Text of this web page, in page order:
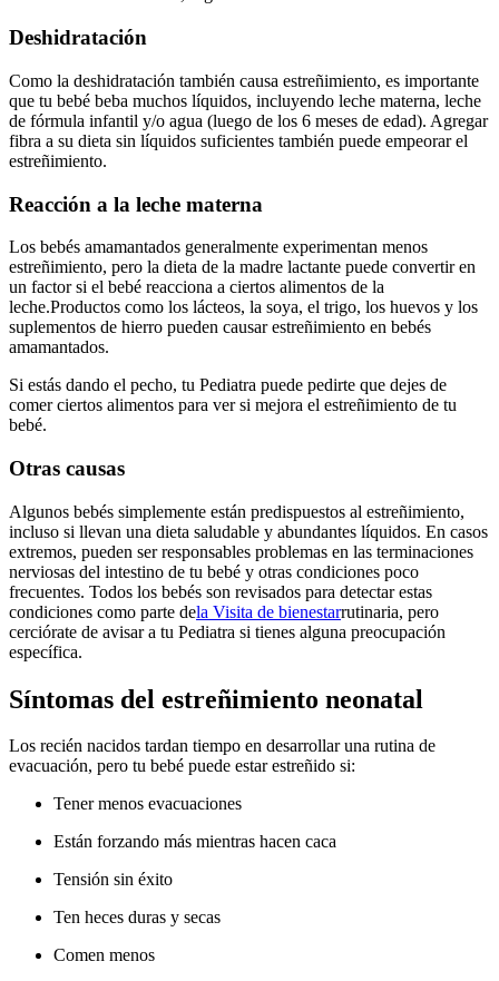
Deshidratación
Como la deshidratación también causa estreñimiento, es importante
que tu bebé beba muchos líquidos, incluyendo leche materna, leche
de fórmula infantil y/o agua (luego de los 6 meses de edad). Agregar
fibra a su dieta sin líquidos suficientes también puede empeorar el
estreñimiento.
Reacción a la leche materna
Los bebés amamantados generalmente experimentan menos
estreñimiento, pero la dieta de la madre lactante puede convertir en
un factor si el bebé reacciona a ciertos alimentos de la
leche.Productos como los lácteos, la soya, el trigo, los huevos y los
suplementos de hierro pueden causar estreñimiento en bebés
amamantados.
Si estás dando el pecho, tu Pediatra puede pedirte que dejes de
comer ciertos alimentos para ver si mejora el estreñimiento de tu
bebé.
Otras causas
Algunos bebés simplemente están predispuestos al estreñimiento,
incluso si llevan una dieta saludable y abundantes líquidos. En casos
extremos, pueden ser responsables problemas en las terminaciones
nerviosas del intestino de tu bebé y otras condiciones poco
frecuentes. Todos los bebés son revisados para detectar estas
condiciones como parte dela Visita de bienestarrutinaria, pero
cerciórate de avisar a tu Pediatra si tienes alguna preocupación
específica.
Síntomas del estreñimiento neonatal
Los recién nacidos tardan tiempo en desarrollar una rutina de
evacuación, pero tu bebé puede estar estreñido si:
Tener menos evacuaciones
Están forzando más mientras hacen caca
Tensión sin éxito
Ten heces duras y secas
Comen menos